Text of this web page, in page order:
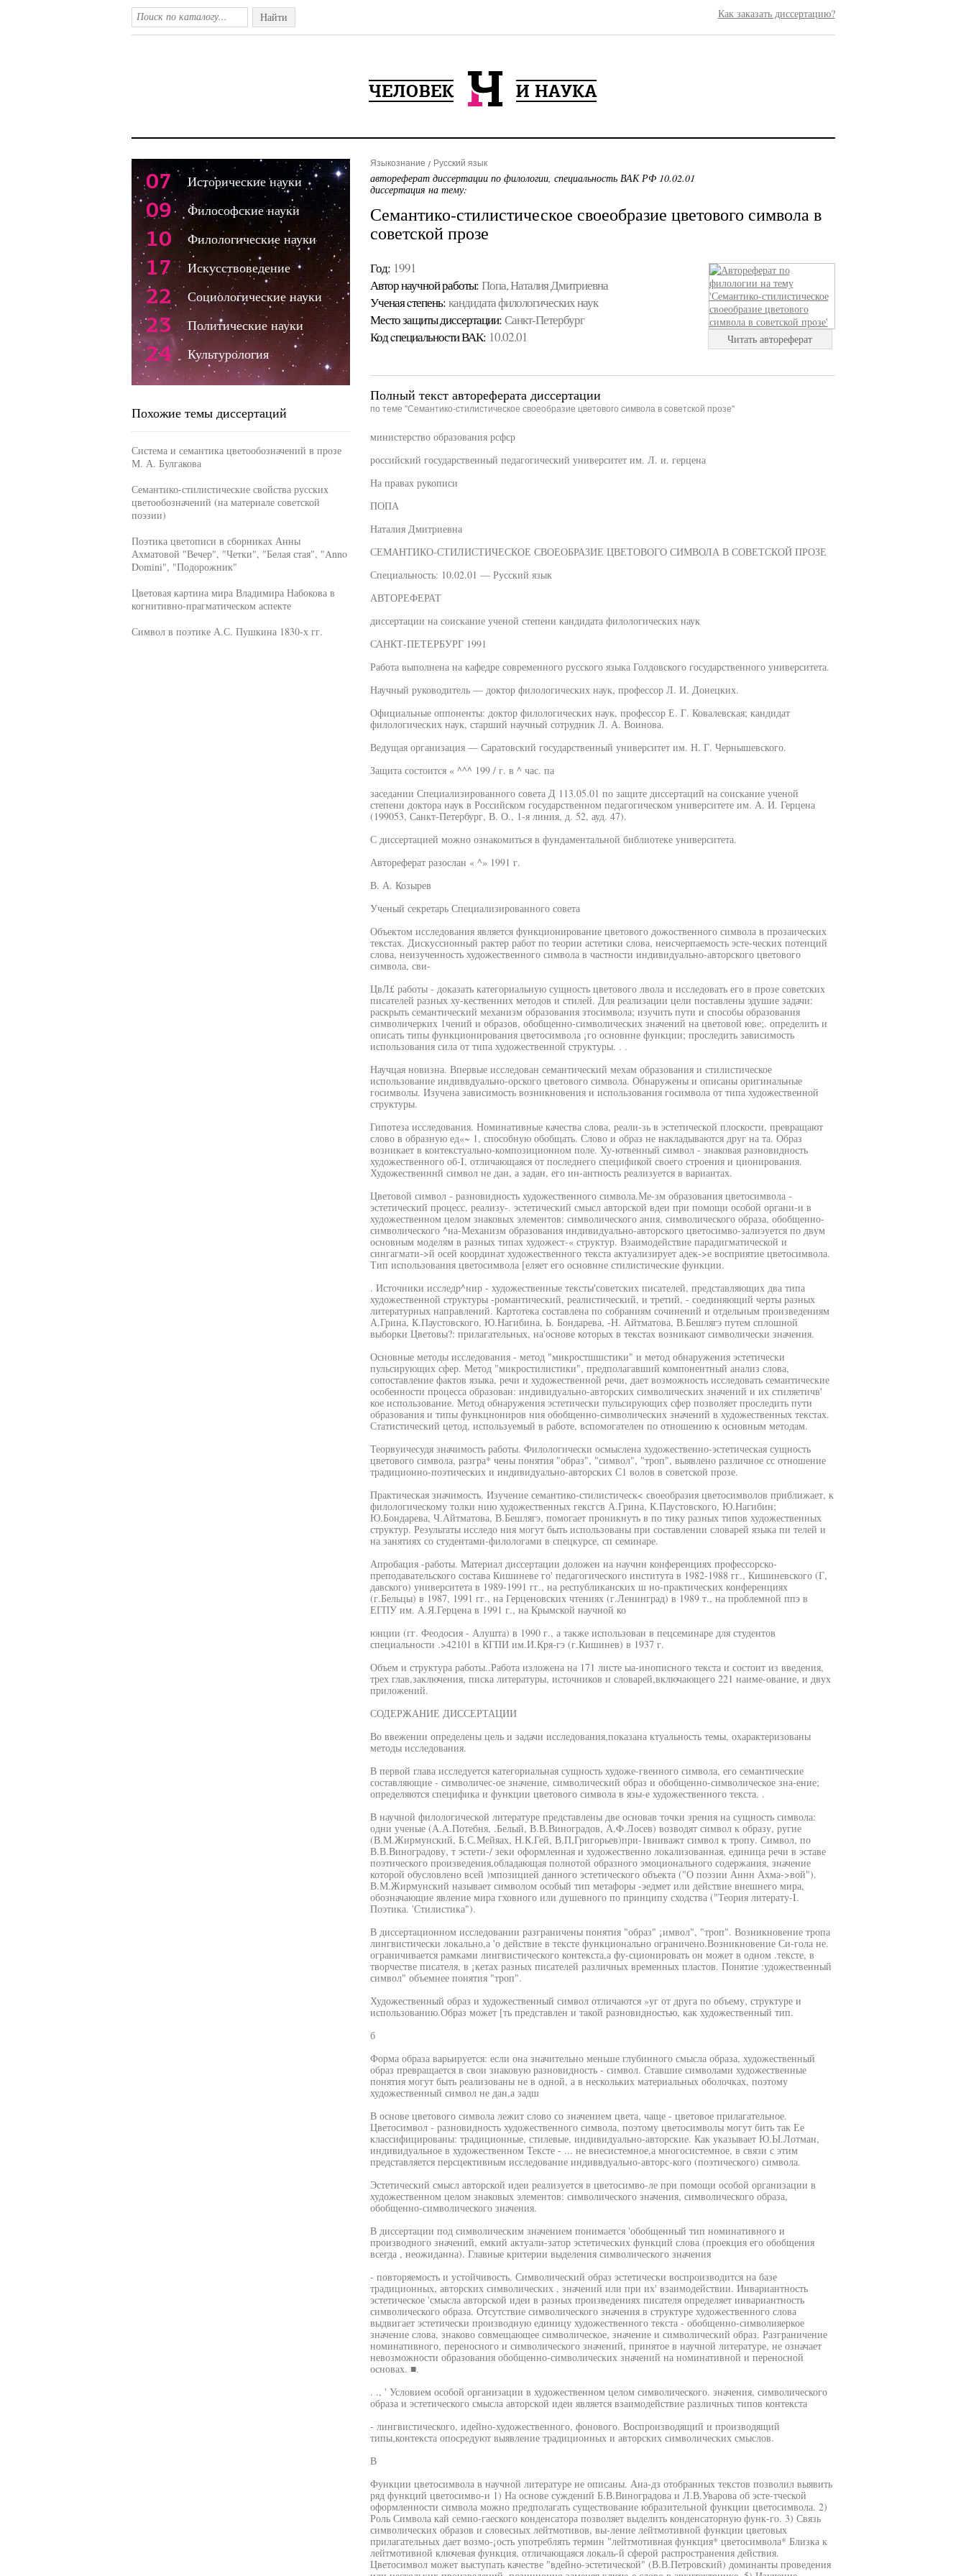
Найти Как заказать диссертацию?
Языкознание Русский язык
автореферат диссертации по филологии, специальность ВАК РФ 10.02.01
диссертация на тему:
Семантико-стилистическое своеобразие цветового символа в
советской прозе
Год: 1991
Автор научной работы: Попа, Наталия Дмитриевна
Ученая cтепень: кандидата филологических наук
Место защиты диссертации: Санкт-Петербург
Код cпециальности ВАК: 10.02.01 Читать автореферат
Полный текст автореферата диссертации
по теме "Семантико-стилистическое своеобразие цветового символа в советской прозе"
министерство образования рсфср
российский государственный педагогический университет им. Л. и. герцена
На правах рукописи
ПОПА
Наталия Дмитриевна
СЕМАНТИКО-СТИЛИСТИЧЕСКОЕ СВОЕОБРАЗИЕ ЦВЕТОВОГО СИМВОЛА В СОВЕТСКОЙ ПРОЗЕ
Специальность: 10.02.01 — Русский язык
АВТОРЕФЕРАТ
диссертации на соискание ученой степени кандидата филологических наук
САНКТ-ПЕТЕРБУРГ 1991
Работа выполнена на кафедре современного русского языка Голдовского государственного университета.
Научный руководитель — доктор филологических наук, профессор Л. И. Донецких.
Официальные оппоненты: доктор филологических наук, профессор Е. Г. Ковалевская; кандидат
филологических наук, старший научный сотрудник Л. А. Воинова.
Ведущая организация — Саратовский государственный университет им. Н. Г. Чернышевского.
Защита состоится « ^^^ 199 / г. в ^ час. па
заседании Специализированного совета Д 113.05.01 по защите диссертаций на соискание ученой
степени доктора наук в Российском государственном педагогическом университете им. А. И. Герцена
(199053, Санкт-Петербург, В. О., 1-я линия, д. 52, ауд. 47).
С диссертацией можно ознакомиться в фундаментальной библиотеке университета.
Автореферат разослан « ^» 1991 г.
В. А. Козырев
Ученый секретарь Специализированного совета
Объектом исследования является функционирование цветового дожоственного символа в прозаических
текстах. Дискуссионный рактер работ по теории астетики слова, неисчерпаемость эсте-ческих потенций
слова, неизученность художественного символа в частности индивидуально-авторского цветового
символа, сви-
ЦвЛ£ работы - доказать категориальную сущность цветового лвола и исследовать его в прозе советских
писателей разных ху-кественних методов и стилей. Для реализации цели поставлены эдушие задачи:
раскрыть семантический механизм образования зтосимвола; изучить пути и способы образования
символичерких 1чений и образов, обобщенно-символических значений на цветовой юве;. определить и
описать типы функционирования цветосимвола ¡го основнне функции; проследить зависимость
использования сила от типа художественной структуры. . .
Научцая новизна. Впервые исследован семантический мехам образования и стилистическое
использование индиввдуально-орского цветового символа. Обнаружены и описаны оригинальные
госимволы. Изучена зависимость возникновения и использования госимвола от типа художественной
структуры.
Гипотеза исследования. Номинативные качества слова, реали-зь в эстетической плоскости, превращают
слово в образную ед«~ 1, способную обобщать. Слово и образ не накладываются друг на та. Образ
возникает в контекстуально-композиционном поле. Ху-ютвенный символ - знаковая разновидность
художественного об-I, отличающаяся от последнего спецификой своего строения и ционирования.
Художественннй символ не дан, а задан, его ин-антность реализуется в вариантах.
Цветовой символ - разновидность художественного символа.Ме-зм образования цветосимвола -
эстетический процесс, реализу-. эстетический смысл авторской вдеи при помощи особой органи-и в
художественном целом знаковых элементов: символического ания, символического образа, обобщенно-
символического ^на-Механизм образования индивидуально-авторского цветосимво-залиэуется по двум
основным моделям в разных типах художест-« структур. Взаимодействие парадигматической и
сингагмати->й осей координат художественного текста актуализирует адек->е восприятие цветосимвола.
Тип использования цветосимвола [еляет его основнне стилистические функции.
. Источники исследр^нир - художественные тексты'советских писателей, представляющих два типа
художественной структуры -романтический, реалистический, и третий, - соединяющий черты разных
литературных направлений. Картотека составлена по собраниям сочинений и отдельным произведениям
А.Грина, К.Паустовского, Ю.Нагибина, Ь. Бондарева, -Н. Айтматова, В.Бешлягэ путем сплошной
выборки Цветовы?: прилагательных, на'основе которых в текстах возникают символически значения.
Основные методы исследования - метод "микростшшстики" и метод обнаружения эстетически
пульсирующих сфер. Метод "микростилистики", предполагавший компонентный анализ слова,
сопоставление фактов языка, речи и художественной речи, дает возможность исследовать семантические
особенности процесса образован: индивидуально-авторских символических значений и их стиляетичв'
кое использование. Метод обнаружения эстетически пульсирующих сфер позволяет проследить пути
образования и типы функцнониров ния обобщенно-символических значений в художественных текстах.
Статистический цетод, используемый в работе, вспомогателен по отношению к основным методам.
Теорвуичесудя значимость работы. Филологически осмыслена художественно-эстетическая сущность
цветового символа, разгра* чены понятия "образ", "символ", "троп", выявлено различное сс отношение
традиционно-поэтических и индивидуально-авторских С1 волов в советской прозе.
Практическая значимость. Изучение семантико-стилистическ< своеобразия цветосимволов приближает, к
филологическому толки нию художественных гексгсв А.Грина, К.Паустовского, Ю.Нагибин;
Ю.Бондарева, Ч.Айтматова, В.Бешлягэ, помогает проникнуть в по тику разных типов художественных
структур. Результаты исследо ния могут быть использованы при составлении словарей языка пи телей и
на занятиях со студентами-филологами в спецкурсе, сп семинаре.
Апробация -работы. Материал диссертации доложен на научнн конференциях профессорско-
преподавательского состава Кишиневе го' педагогического института в 1982-1988 гг., Кишиневского (Г,
давского) университета в 1989-1991 гг., на республиканских ш но-практических конференциях
(г.Бельцы) в 1987, 1991 гг., на Герценовских чтениях (г.Ленинград) в 1989 т., на проблемной ппэ в
ЕГПУ им. А.Я.Герцена в 1991 г., на Крымской научной ко
юнции (гг. Феодосия - Алушта) в 1990 г., а также использован в пецсеминаре для студентов
специальности .>42101 в КГПИ им.И.Кря-гэ (г.Кишинев) в 1937 г.
Объем и структура работы..Работа изложена на 171 листе ыа-инописного текста и состоит из введения,
трех глав,заключения, писка литературы, источников и словарей,включающего 221 наиме-ование, и двух
приложений.
СОДЕРЖАНИЕ ДИССЕРТАЦИИ
Во ввежении определены цель и задачи исследования,показана ктуальность темы, охарактеризованы
методы исследования.
В первой глава исследуется категориальная сущность художе-гвенного символа, его семантические
составляющие - символичес-ое значение, символический образ и обобщенно-символическое зна-ение;
определяются специфика и функции цветового символа в язы-е художественного текста. .
В научной филологической литературе представлены две основав точки зрения на сущность символа:
одни ученые (А.А.Потебня, .Белый, В.В.Виноградов, А.Ф.Лосев) возводят символ к образу, ругие
(В.М.Жирмунский, Б.С.Мейяах, Н.К.Гей, В.П,Григорьев)при-1вниважт символ к тропу. Символ, по
В.В.Виноградову, т эстети-/ зеки оформленная и художественно локализованная, единица речи в эставе
поэтического произведения,обладающая полнотой образного эмоционального содержания, значение
которой обусловлено всей )мпозицией данного эстетического объекта ("О поэзии Аннн Ахма->вой").
В.М.Жирмунский называет символом особый тип метафоры -эедмет или действие внешнего мира,
обозначающие явление мира гховного или душевного по принципу сходства ("Теория литерату-I.
Поэтика. 'Стилистика").
В диссертационном исследовании разграничены понятия "образ" ¡имвол", "троп". Возникновение тропа
лингвистически локально,а 'о действие в тексте функционально ограничено.Возникновение Си-гола не.
ограничивается рамками лингвистического контекста,а фу-сционировать он может в одном .тексте, в
творчестве писателя, в ¡кетах разных писателей различных временных пластов. Понятие :удожественный
символ" объемнее понятия "троп".
Художественный образ и художественный символ отличаются »уг от друга по объему, структуре и
использованию.Образ может [ть представлен и такой разновидностью, как художественный тип.
б
Форма образа варьируется: если она значительно меньше глубинного смысла образа, художественный
образ превращается в свои знаковую разновидность - символ. Ставшие символами художественные
понятия могут быть реализованы не в одной, а в нескольких материальных оболочках, поэтому
художественный символ не дан,а задш
В основе цветового символа лежит слово со значением цвета, чаще - цветовое прилагательное.
Цветосимвол - разновидность художественного символа, поэтому цветосимволы могут бить так Ее
классифицированы: традиционные, стилевые, индивидуально-авторские. Как указывает Ю.Ы.Лотман,
индивидуальное в художественном Тексте - ... не внесистемное,а многосистемное, в связи с этим
представляется персцективным исследование индиввдуально-авторс-кого (поэтического) символа.
Эстетический смысл авторской идеи реализуется в цветосимво-ле при помощи особой организации в
художественном целом знаковых элементов: символического значения, символического образа,
обобщенно-символического значения.
В диссертации под символическим значением понимается 'обобщенный тип номинативного и
производного значений, емкий актуали-затор эстетических функций слова (проекция его обобщения
всегда , неожиданна). Главные критерии выделения символического значения
- повторяемость и устойчивость. Символический образ эстетически воспроизводится на базе
традиционных, авторских символических , значений или при их' взаимодействии. Инвариантность
эстетическое 'смысла авторской идеи в разных произведениях писателя определяет инвариантность
символического образа. Отсутствие символического значения в структуре художественного слова
выдвигает эстетически производную единицу художественного текста - обобщенно-символияеркое
значение слова, знаково совмещающее символическое, значение и символический образ. Разграничение
номинативного, переносного и символического значений, принятое в научной литературе, не означает
невозможности образования обобщенно-символических значений на номинативной и переносной
основах. ■.
. ., ' Условием особой организации в художественном целом символического. значения, символического
образа и эстетического смысла авторской идеи является взаимодействие различных типов контекста
- лингвистического, идейно-художественного, фонового. Воспроизводящий и производящий
типы,контекста опосредуют выявление традиционных и авторских символических смыслов.
В
Функции цветосимвола в научной литературе не описаны. Ана-дз отобранных текстов позволил выявить
ряд функций цветосимво-и 1) На основе суждений Б.В.Виноградова и Л.В.Уварова об эсте-тческой
оформленности символа можно предполагать существование юбразительной функции цветосимвола. 2)
Роль Символа кай семио-гаеского конденсатора позволяет выделить конденсаторную функ-го. 3) Связь
символических образов и словесных лейтмотивов, вы-ление лейтмотивной функции цветовых
прилагательных дает возмо-¡ость употреблять термин "лейтмотивная функция* цветосимвола* Близка к
лейтмотивной ключевая функция, отличающаяся локаль-й сферой распространения действия.
Цветосимвол может выступать качестве "вдейно-эстетической" (В.В.Петровский) доминанты проведения
07 Исторические науки
09 Философские науки
10 Филологические науки
17 Искусствоведение
22 Социологические науки
23 Политические науки
24 Культурология
Похожие темы диссертаций
Система и семантика цветообозначений в прозе
М. А. Булгакова
Семантико-стилистические свойства русских
цветообозначений (на материале советской
поэзии)
Поэтика цветописи в сборниках Анны
Ахматовой "Вечер", "Четки", "Белая стая", "Anno
Domini", "Подорожник"
Цветовая картина мира Владимира Набокова в
когнитивно-прагматическом аспекте
Символ в поэтике А.С. Пушкина 1830-х гг.